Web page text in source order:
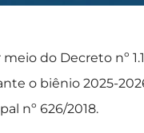
do Decreto nº
o biênio 2025-
nº 626/2018.